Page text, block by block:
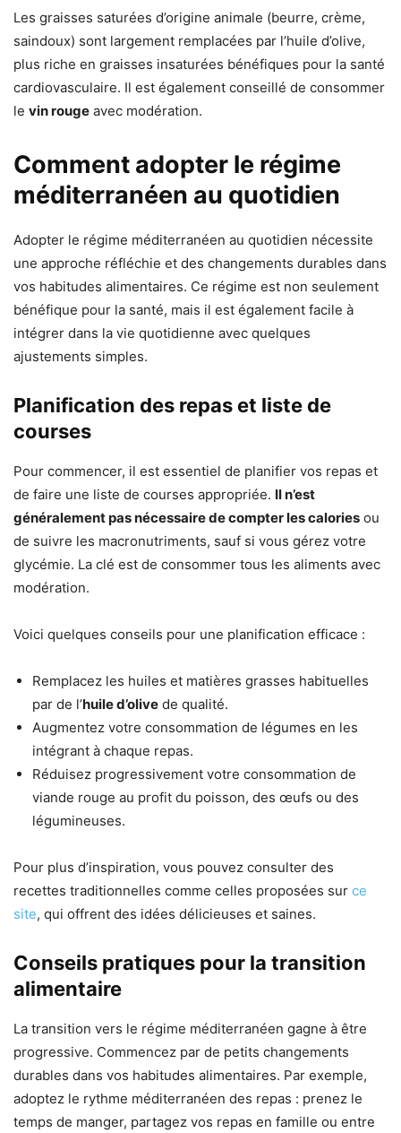
Les graisses saturées d’origine animale (beurre, crème,
saindoux) sont largement remplacées par l’huile d’olive,
plus riche en graisses insaturées bénéfiques pour la santé
cardiovasculaire. Il est également conseillé de consommer
le vin rouge avec modération.
Comment adopter le régime
méditerranéen au quotidien
Adopter le régime méditerranéen au quotidien nécessite
une approche réfléchie et des changements durables dans
vos habitudes alimentaires. Ce régime est non seulement
bénéfique pour la santé, mais il est également facile à
intégrer dans la vie quotidienne avec quelques
ajustements simples.
Planification des repas et liste de
courses
Pour commencer, il est essentiel de planifier vos repas et
de faire une liste de courses appropriée. Il n’est
généralement pas nécessaire de compter les calories ou
de suivre les macronutriments, sauf si vous gérez votre
glycémie. La clé est de consommer tous les aliments avec
modération.
Voici quelques conseils pour une planification efficace :
Remplacez les huiles et matières grasses habituelles
par de l’huile d’olive de qualité.
Augmentez votre consommation de légumes en les
intégrant à chaque repas.
Réduisez progressivement votre consommation de
viande rouge au profit du poisson, des œufs ou des
légumineuses.
Pour plus d’inspiration, vous pouvez consulter des
recettes traditionnelles comme celles proposées sur ce
site, qui offrent des idées délicieuses et saines.
Conseils pratiques pour la transition
alimentaire
La transition vers le régime méditerranéen gagne à être
progressive. Commencez par de petits changements
durables dans vos habitudes alimentaires. Par exemple,
adoptez le rythme méditerranéen des repas : prenez le
temps de manger, partagez vos repas en famille ou entre